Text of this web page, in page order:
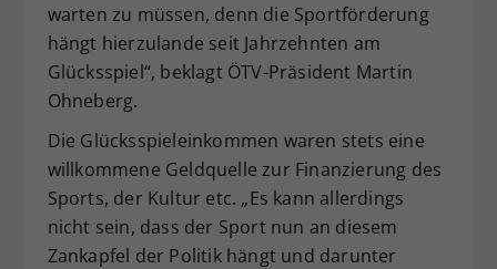
warten zu müssen, denn die Sportförderung
hängt hierzulande seit Jahrzehnten am
Glücksspiel“, beklagt ÖTV-Präsident Martin
Ohneberg.
Die Glücksspieleinkommen waren stets eine
willkommene Geldquelle zur Finanzierung des
Sports, der Kultur etc. „Es kann allerdings
nicht sein, dass der Sport nun an diesem
Zankapfel der Politik hängt und darunter